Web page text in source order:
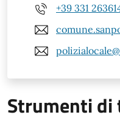
+39 331
Strumenti